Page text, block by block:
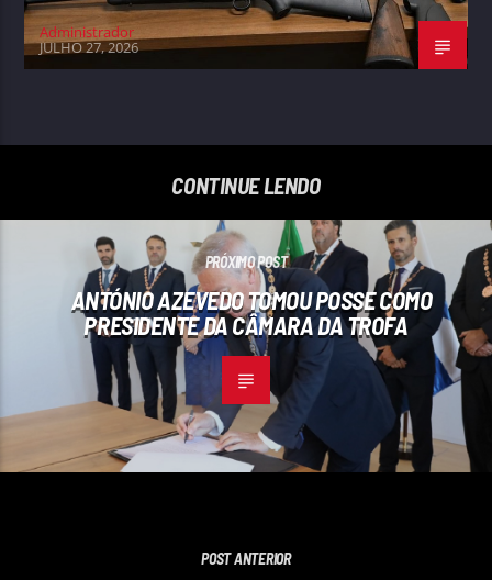
Administrador
JULHO 27, 2026
CONTINUE LENDO
PRÓXIMO POST
ANTÓNIO AZEVEDO TOMOU POSSE COMO
PRESIDENTE DA CÂMARA DA TROFA
POST ANTERIOR